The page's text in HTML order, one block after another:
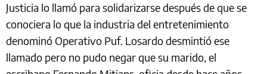
Justicia lo llamó para solidarizarse después de que se
conociera lo que la industria del entretenimiento
denominó Operativo Puf. Losardo desmintió ese
llamado pero no pudo negar que su marido, el